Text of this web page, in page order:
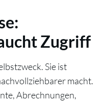
Zugriff
Sie ist
macht.
Abrechnungen,